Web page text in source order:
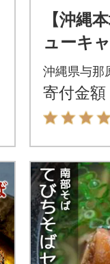
【沖縄
ューキ
象】与
そば&ソ
食セット
沖縄県与那
寄付金額